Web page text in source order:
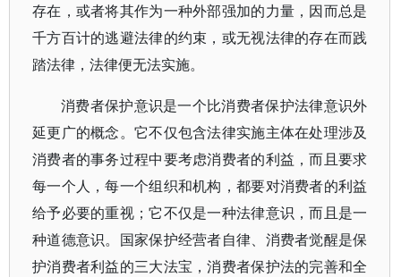
存在，或者将其作为一种外部强加的力量，因而总是
千方百计的逃避法律的约束，或无视法律的存在而践
踏法律，法律便无法实施。
消费者保护意识是一个比消费者保护法律意识外
延更广的概念。它不仅包含法律实施主体在处理涉及
消费者的事务过程中要考虑消费者的利益，而且要求
每一个人，每一个组织和机构，都要对消费者的利益
给予必要的重视；它不仅是一种法律意识，而且是一
种道德意识。国家保护经营者自律、消费者觉醒是保
护消费者利益的三大法宝，消费者保护法的完善和全